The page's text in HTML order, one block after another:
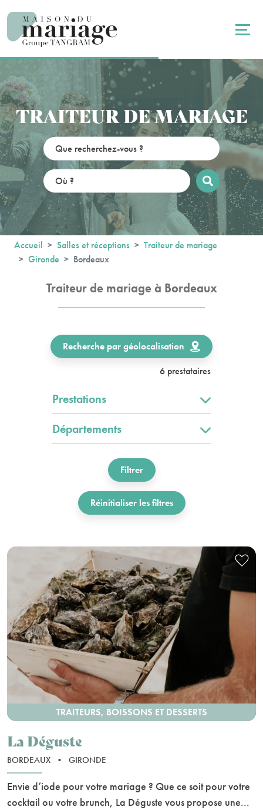
TRAITEUR DE MARIAGE
Accueil Salles et réceptions
Traiteur de mariage
Gironde
Bordeaux
Traiteur de mariage à Bordeaux
Recherche par géolocalisation
6 prestataires
Prestations
Départements
Filtrer
Réinitialiser les filtres
TRAITEURS, BOISSONS ET DESSERTS
La Déguste
BORDEAUX • GIRONDE
Envie d’iode pour votre mariage ? Que ce soit pour votre
cocktail ou votre brunch, La Déguste vous propose une...